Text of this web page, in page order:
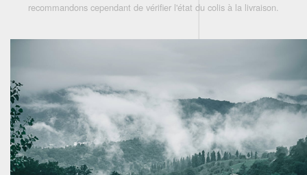
recommandons cependant de vérifier l'état du colis à la livraison.